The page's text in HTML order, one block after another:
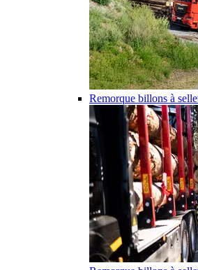
Remorque billons à